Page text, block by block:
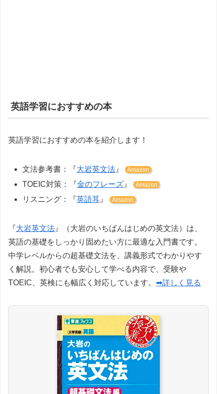
英語学習におすすめの本
英語学習におすすめの本を紹介します！
文法参考書：『大岩英文法 』 Amazon
TOEIC対策：『金のフレーズ 』 Amazon
リスニング：『英語耳 』 Amazon
『大岩英文法 』（大岩のいちばんはじめの英文法）は、
英語の基礎をしっかり固めたい方に最適な入門書です。
中学レベルからの超基礎文法を、講義形式でわかりやす
く解説。初心者でも安心して学べる内容で、受験や
TOEIC、英検にも幅広く対応しています。 ➡詳しく見る